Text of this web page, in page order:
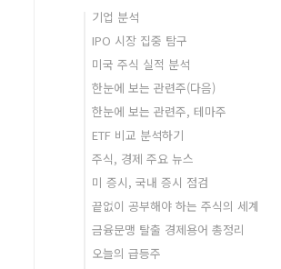
기업 분석
IPO 시장 집중 탐구
미국 주식 실적 분석
한눈에 보는 관련주(다음)
한눈에 보는 관련주, 테마주
ETF 비교 분석하기
주식, 경제 주요 뉴스
미 증시, 국내 증시 점검
끝없이 공부해야 하는 주식의 세계
금융문맹 탈출 경제용어 총정리
오늘의 급등주